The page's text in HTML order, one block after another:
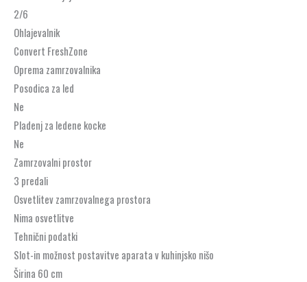
2/6
Ohlajevalnik
Convert FreshZone
Oprema zamrzovalnika
Posodica za led
Ne
Pladenj za ledene kocke
Ne
Zamrzovalni prostor
3 predali
Osvetlitev zamrzovalnega prostora
Nima osvetlitve
Tehnični podatki
Slot-in možnost postavitve aparata v kuhinjsko nišo
Širina 60 cm